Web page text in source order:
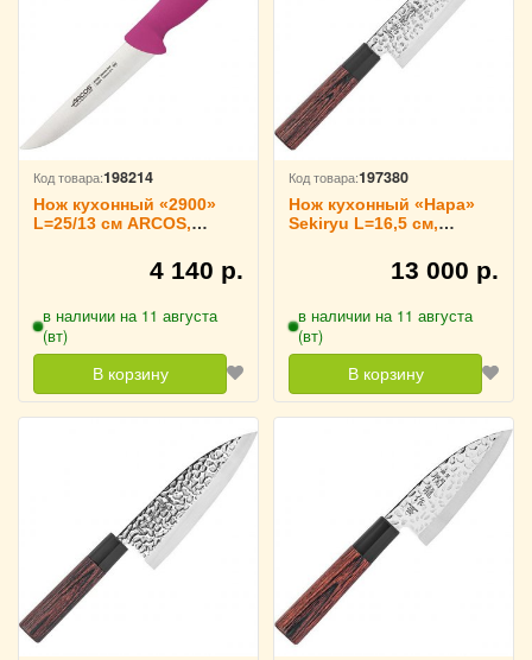
Код товара:198214
Нож кухонный «2900»
L=25/13 см ARCOS,
4 140 р.
в наличии на 11 августа
(вт)
В корзину
Код товара:197380
Нож кухонный «Нара»
Sekiryu L=16,5 см,
13 000 р.
в наличии на 11 августа
(вт)
В корзину